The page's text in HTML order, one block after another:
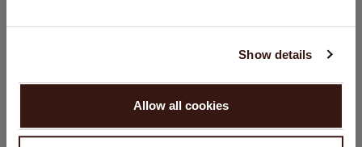
Show details
Allow all cookies
WEITER